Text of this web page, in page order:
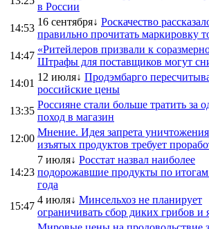
в России
14:53
16 сентября↓ Роскачество
правильно прочитать маркировку
14:47
«Ритейлеров призвали к
Штрафы для поставщиков могут
14:01
12 июля↓ Продэмбарго
российские цены
13:35
Россияне стали больше тратить за
поход в магазин
12:00
Мнение. Идея запрета уничтожения
изъятых продуктов требует
14:23
7 июля↓ Росстат назвал наиболее
подорожавшие продукты по
года
15:47
4 июля↓ Минсельхоз не планирует
ограничивать сбор диких грибов и